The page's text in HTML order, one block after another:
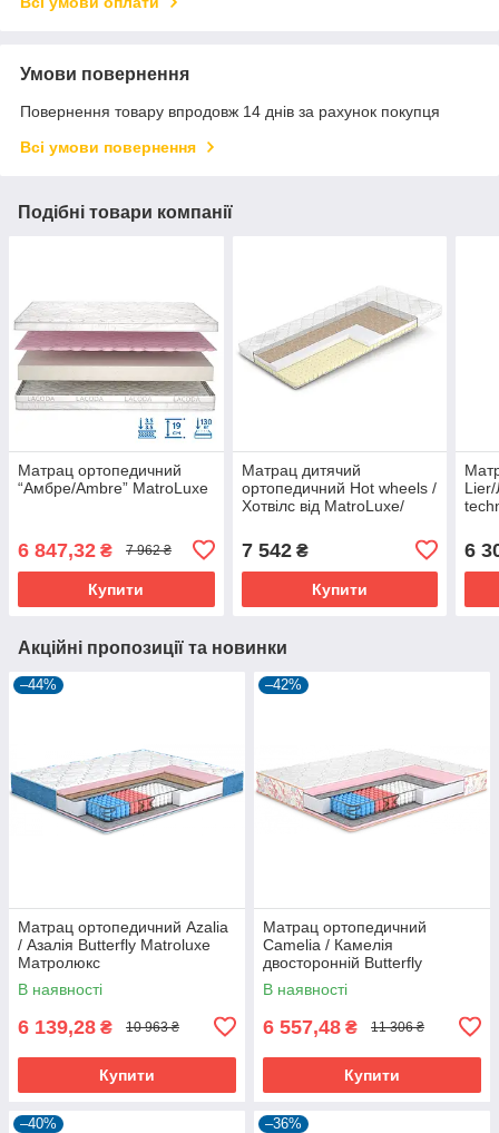
Умови повернення
Повернення товару впродовж 14 днів за рахунок покупця
Всі умови повернення
Подібні товари компанії
Матрац ортопедичний
“Амбре/Ambre” MatroLuxe
6 847,32 ₴ 7 962 ₴
Купити
Матрац дитячий
ортопедичний Hot wheels /
Хотвілс від MatroLuxe/
7 542₴
Купити
Lier/
6
Акційні пропозиції та новинки
–44%
Матрац ортопедичний Azalia
/ Азалія Butterfly Matroluxe
Матролюкс
В наявності
6 139,28 ₴ 10 963 ₴
Купити
–42%
Матрац ортопедичний
Camelia / Камелія
двосторонній Butterfly
Matroluxe
В наявності
6 557,48 ₴ 11 306 ₴
Купити
–40% –36%